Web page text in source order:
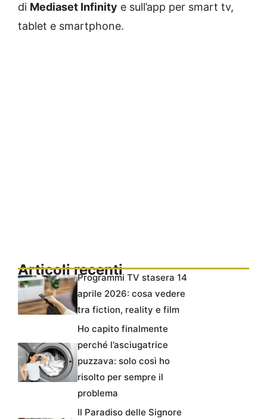
di Mediaset Infinity e sull’app per smart tv,
tablet e smartphone.
Articoli recentiProgrammi TV stasera 14
aprile 2026: cosa vedere
tra fiction, reality e film
Ho capito finalmente
perché l’asciugatrice
puzzava: solo così ho
risolto per sempre il
problema
Il Paradiso delle Signore